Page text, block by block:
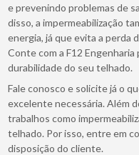
e prevenindo problemas de
disso, a impermeabilização
energia, já que evita a perda
Conte com a F12
durabilidade do seu telhado.
Fale conosco e solicite já o
excelente necessária. Além
trabalhos como
telhado. Por isso, entre em
disposição do cliente.